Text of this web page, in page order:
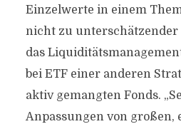
Einzelwerte in einem
nicht zu unterschätzender
das
bei ETF einer anderen
aktiv gemangten Fonds.
Anpassungen von großen,